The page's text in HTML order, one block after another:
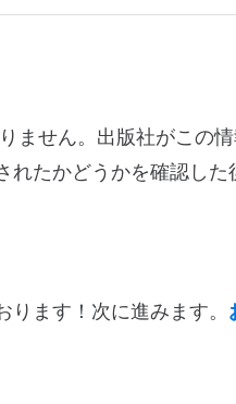
ません。出版社がこの
たかどうかを確認した
ます！次に進みます。